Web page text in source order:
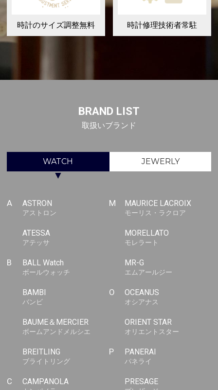
時計のサイズ調整無料 時計修理技術者常駐
BRAND LIST
取扱いブランド
WATCH JEWERLY
▼
A ASTRON
アストロン
ATESSA
アテッサ
B BALL Watch
ボールウォッチ
BAMBI
バンビ
BAUME＆MERCIER
ボームアンドメルシエ
BREITLING
ブライトリング
C CAMPANOLA
M MAURICE LACROIX
モーリス・ラクロア
MORELLATO
モレラート
MR-G
エムアールジー
O OCEANUS
オシアナス
ORIENT STAR
オリエントスター
P PANERAI
パネライ
PRESAGE